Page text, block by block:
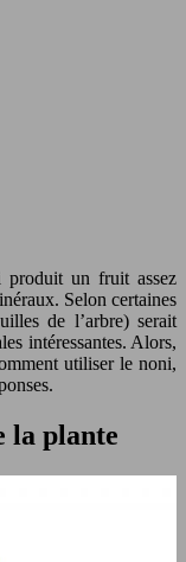
un fruit assez
Selon certaines
de l’arbre) serait
intéressantes. Alors,
utiliser le noni,
la plante